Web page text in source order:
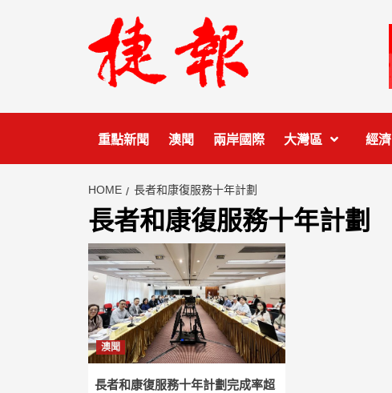
重點新聞 澳聞 兩岸國際 大灣區 經濟
HOME 長者和康復服務十年計劃
長者和康復服務十年計劃
澳聞
長者和康復服務十年計劃完成率超